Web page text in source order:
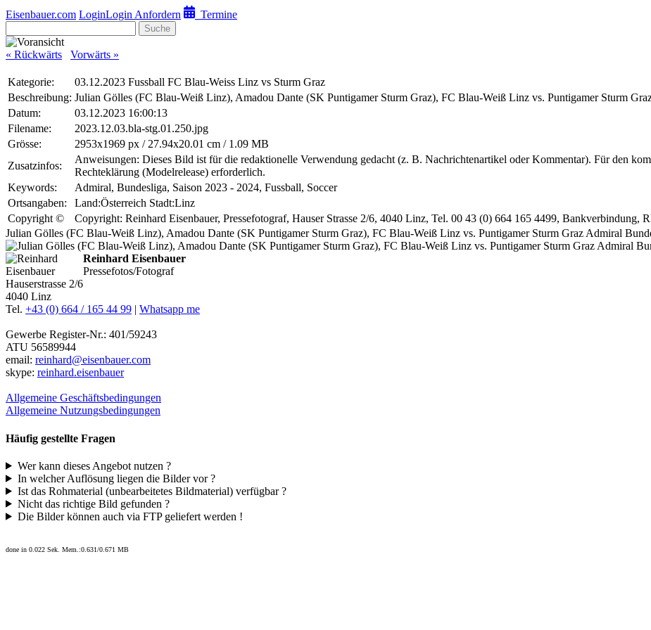
Eisenbauer.com LoginLogin Anfordern Termine
Suche
« Rückwärts Vorwärts »
Kategorie:
03.12.2023 Fussball FC Blau-Weiss Linz vs Sturm Graz
Beschreibung: Julian Gölles (FC Blau-Weiß Linz), Amadou Dante (SK Puntigamer Sturm Graz), FC Blau-Weiß Linz vs. Puntigamer Sturm
Datum:
03.12.2023 16:00:13
Filename:
2023.12.03.bla-stg.01.250.jpg
Grösse:
2953x1969 px / 27.94x20.01 cm / 1.09 MB
Zusatzinfos:
Anweisungen: Dieses Bild ist für die redaktionelle Verwendung gedacht (z. B. Nachrichtenartikel oder Kommentar). Für den
Rechteklärung (Modelrelease) erforderlich.
Keywords:
Admiral, Bundesliga, Saison 2023 - 2024, Fussball, Soccer
Ortsangaben:
Land:Österreich Stadt:Linz
Copyright ©
Copyright: Reinhard Eisenbauer, Pressefotograf, Hauser Strasse 2/6, 4040 Linz, Tel. 00 43 (0) 664 165 4499, Bankverbindung,
Julian Gölles (FC Blau-Weiß Linz), Amadou Dante (SK Puntigamer Sturm Graz), FC Blau-Weiß Linz vs. Puntigamer Sturm Graz Admiral
Reinhard Eisenbauer
Pressefotos/Fotograf
Hauserstrasse 2/6
4040 Linz
Tel. +43 (0) 664 / 165 44 99 | Whatsapp me
Gewerbe Register-Nr.: 401/59243
ATU 56589944
email: reinhard@eisenbauer.com
skype: reinhard.eisenbauer
Allgemeine Geschäftsbedingungen
Allgemeine Nutzungsbedingungen
Häufig gestellte Fragen
Wer kann dieses Angebot nutzen ?
In welcher Auflösung liegen die Bilder vor ?
Ist das Rohmaterial (unbearbeitetes Bildmaterial) verfügbar ?
Nicht das richtige Bild gefunden ?
Die Bilder können auch via FTP geliefert werden !
done in 0.022 Sek. Mem.:0.631/0.671 MB